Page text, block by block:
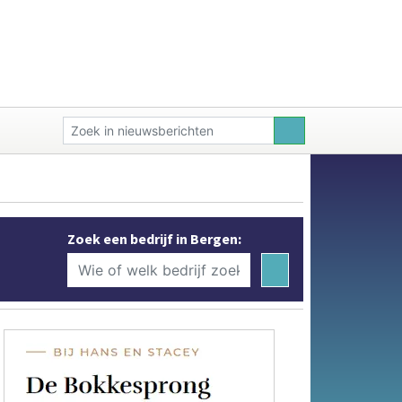
Zoek een bedrijf in Bergen: